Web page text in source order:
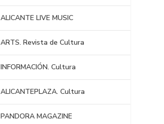
ALICANTE LIVE MUSIC
ARTS. Revista de Cultura
INFORMACIÓN. Cultura
ALICANTEPLAZA. Cultura
PANDORA MAGAZINE